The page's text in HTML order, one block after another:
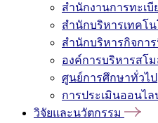
สำนักงานการทะเบี
สำนักบริหารเทคโ
สำนักบริหารกิจกา
องค์การบริหารสโ
ศูนย์การศึกษาทั่วไป
การประเมินออนไล
วิจัยและนวัตกรรม